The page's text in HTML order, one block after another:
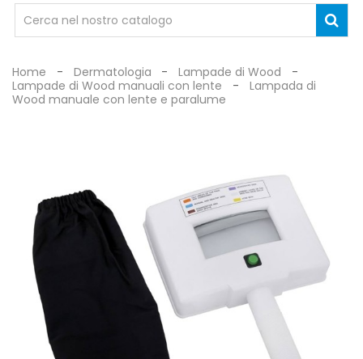
OCCHIALI
DI
Home Dermatologia
Lampade di Wood
Lampade di Wood manuali con lente
Lampada di
Wood manuale con lente e paralume